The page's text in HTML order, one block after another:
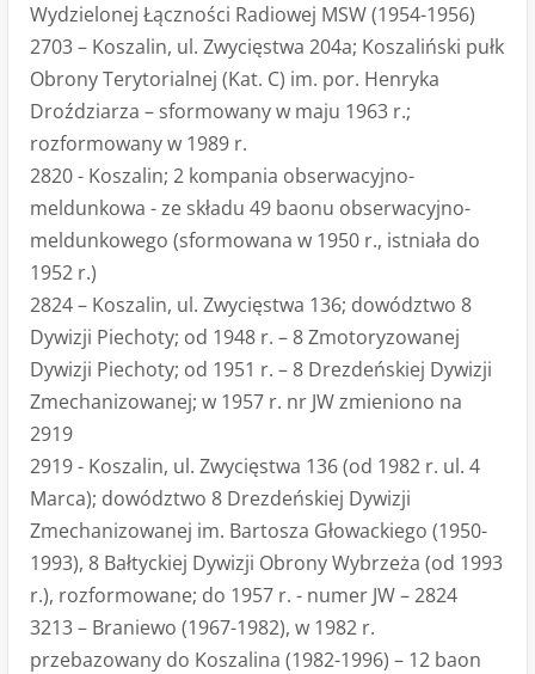
Wydzielonej Łączności Radiowej MSW (1954-1956)
2703 – Koszalin, ul. Zwycięstwa 204a; Koszaliński pułk
Obrony Terytorialnej (Kat. C) im. por. Henryka
Droździarza – sformowany w maju 1963 r.;
rozformowany w 1989 r.
2820 - Koszalin; 2 kompania obserwacyjno-
meldunkowa - ze składu 49 baonu obserwacyjno-
meldunkowego (sformowana w 1950 r., istniała do
1952 r.)
2824 – Koszalin, ul. Zwycięstwa 136; dowództwo 8
Dywizji Piechoty; od 1948 r. – 8 Zmotoryzowanej
Dywizji Piechoty; od 1951 r. – 8 Drezdeńskiej Dywizji
Zmechanizowanej; w 1957 r. nr JW zmieniono na
2919
2919 - Koszalin, ul. Zwycięstwa 136 (od 1982 r. ul. 4
Marca); dowództwo 8 Drezdeńskiej Dywizji
Zmechanizowanej im. Bartosza Głowackiego (1950-
1993), 8 Bałtyckiej Dywizji Obrony Wybrzeża (od 1993
r.), rozformowane; do 1957 r. - numer JW – 2824
3213 – Braniewo (1967-1982), w 1982 r.
przebazowany do Koszalina (1982-1996) – 12 baon